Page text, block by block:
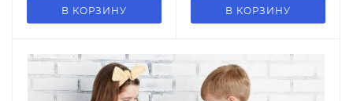
В КОРЗИНУ В КОРЗИНУ